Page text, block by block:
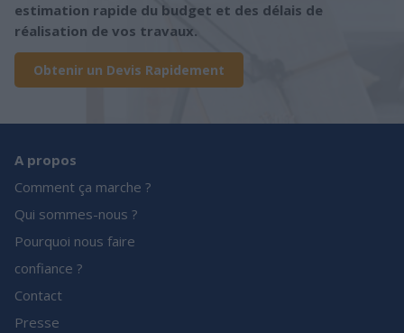
estimation rapide du budget et des délais de
réalisation de vos travaux.
Obtenir un Devis Rapidement
A propos
Comment ça marche ?
Qui sommes-nous ?
Pourquoi nous faire
confiance ?
Contact
Presse